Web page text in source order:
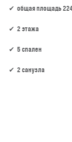
общая площадь
2 этажа
5 спален
2 санузла